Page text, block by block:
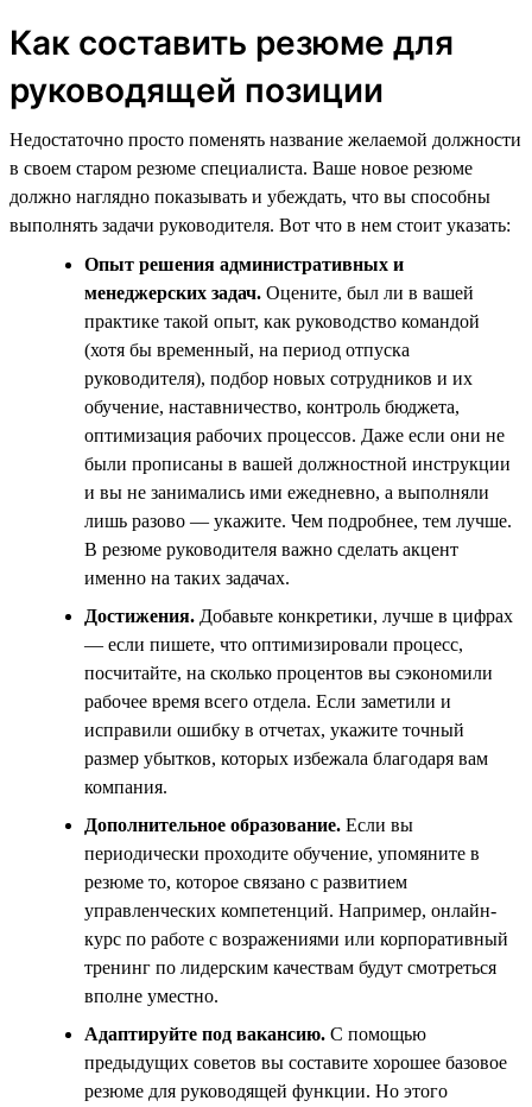
Как составить резюме для
руководящей позиции
Недостаточно просто поменять название желаемой должности
в своем старом резюме специалиста. Ваше новое резюме
должно наглядно показывать и убеждать, что вы способны
выполнять задачи руководителя. Вот что в нем стоит указать:
Опыт решения административных и
менеджерских задач. Оцените, был ли в вашей
практике такой опыт, как руководство командой
(хотя бы временный, на период отпуска
руководителя), подбор новых сотрудников и их
обучение, наставничество, контроль бюджета,
оптимизация рабочих процессов. Даже если они не
были прописаны в вашей должностной инструкции
и вы не занимались ими ежедневно, а выполняли
лишь разово — укажите. Чем подробнее, тем лучше.
В резюме руководителя важно сделать акцент
именно на таких задачах.
Достижения. Добавьте конкретики, лучше в цифрах
— если пишете, что оптимизировали процесс,
посчитайте, на сколько процентов вы сэкономили
рабочее время всего отдела. Если заметили и
исправили ошибку в отчетах, укажите точный
размер убытков, которых избежала благодаря вам
компания.
Дополнительное образование. Если вы
периодически проходите обучение, упомяните в
резюме то, которое связано с развитием
управленческих компетенций. Например, онлайн-
курс по работе с возражениями или корпоративный
тренинг по лидерским качествам будут смотреться
вполне уместно.
Адаптируйте под вакансию. С помощью
предыдущих советов вы составите хорошее базовое
резюме для руководящей функции. Но этого